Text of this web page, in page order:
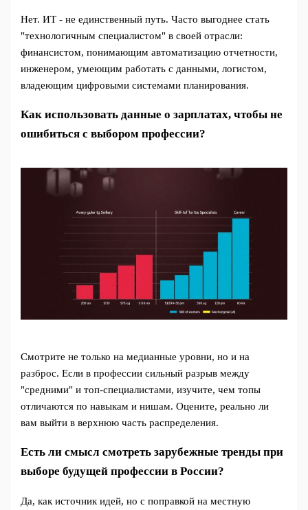
Нет. ИТ - не единственный путь. Часто выгоднее стать
"технологичным специалистом" в своей отрасли:
финансистом, понимающим автоматизацию отчетности,
инженером, умеющим работать с данными, логистом,
владеющим цифровыми системами планирования.
Как использовать данные о зарплатах, чтобы не
ошибиться с выбором профессии?
Смотрите не только на медианные уровни, но и на
разброс. Если в профессии сильный разрыв между
"средними" и топ-специалистами, изучите, чем топы
отличаются по навыкам и нишам. Оцените, реально ли
вам выйти в верхнюю часть распределения.
Есть ли смысл смотреть зарубежные тренды при
выборе будущей профессии в России?
Да, как источник идей, но с поправкой на местную